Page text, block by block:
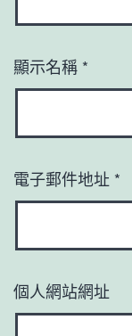
顯示名稱 *
電子郵件地址 *
個人網站網址